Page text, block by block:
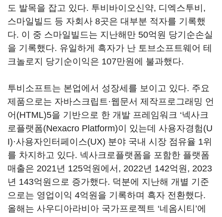
도 발목을 잡고 있다. 투비바이오신약, 디엑스투비 ,
스마일빌드 등 자회사 8곳은 대부분 적자를 기록했
다. 이 중 스마일빌드는 지난해만 50억원 당기순손실
을 기록했다. 유일하게 흑자가 난 토브소프트웨어 테
크놀로지 당기순이익은 107만원에 불과했다.
투비소프트는 본업에서 성장세를 보이고 있다. 주요
제품으로는 자바스크립트·웹문서 제작프로그래밍 언
어(HTML)5을 기반으로 한 개발 프레임워크 ‘넥사크
로플랫폼(Nexacro Platform)이 있는데 사용자경험(U
I)·사용자인터페이스(UX) 분야 국내 시장 점유율 1위
를 차지하고 있다. 넥사크로플랫폼을 포함한 플랫폼
매출은 2021년 125억원에서, 2022년 142억원, 2023
년 143억원으로 증가했다. 덕분에 지난해 개별 기준
으로는 영업이익 4억원을 기록하며 흑자 전환했다.
올해는 사우디아라비아 국가프로젝트 ‘네옴시티’에